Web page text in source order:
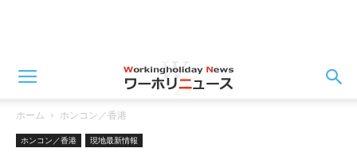
ホーム ホンコン／香港
ホンコン／香港 現地最新情報